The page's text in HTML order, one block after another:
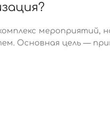
мероприятий,
Основная цель —